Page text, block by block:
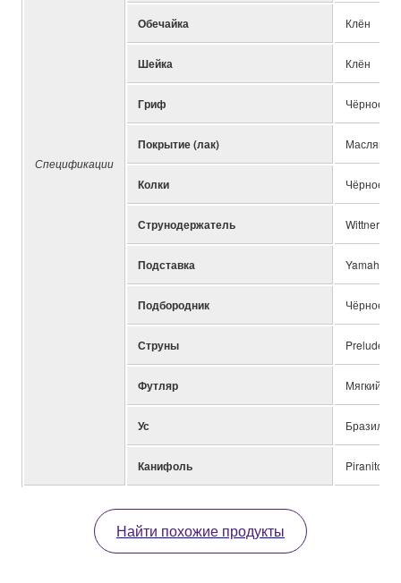
Спецификации
Обечайка Клён
Шейка Клён
Гриф Чёрное
Покрытие (лак) Масляный
Колки Чёрное
Струнодержатель Wittner
Подставка Yamaha
Подбородник Чёрное
Струны Prelude
Футляр Мягкий
Ус
Канифоль Piranito
Найти похожие продукты